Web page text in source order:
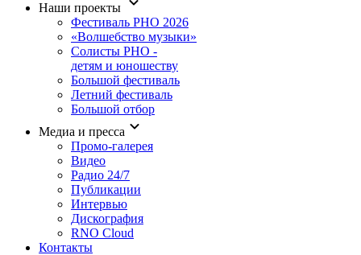
Наши проекты
Фестиваль РНО 2026
«Волшебство музыки»
Солисты РНО -
детям и юношеству
Большой фестиваль
Летний фестиваль
Большой отбор
Медиа и пресса
Промо-галерея
Видео
Радио 24/7
Публикации
Интервью
Дискография
RNO Cloud
Контакты